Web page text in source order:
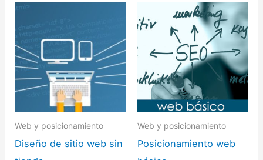
Web y posicionamiento
Diseño de sitio web sin
Web y posicionamiento
Posicionamiento web